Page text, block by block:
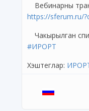
Вебинарны
https://sferum.ru/
Чакырылган
#ИРОРТ
Хэштеглар: